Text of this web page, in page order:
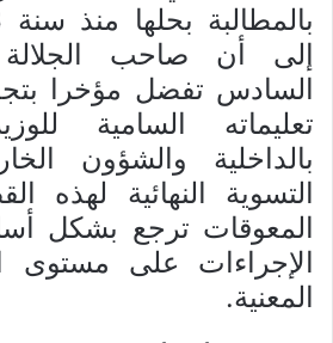
إلى أن صاحب
السادس تفضل مؤخرا
تعليماته السامية
بالداخلية والشؤون
التسوية النهائية لهذه
المعوقات ترجع بشكل
الإجراءات على مستوى
المعنية.